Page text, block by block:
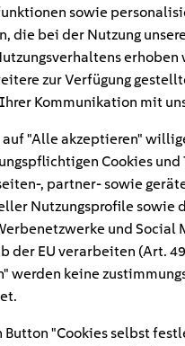
sowie
die bei der Nutzung
erhoben
zur Verfügung
Kommunikation mit
"Alle akzeptieren"
Cookies
, partner- sowie
Nutzungsprofile sowie
und
der EU verarbeiten (Art.
werden keine
Button "Cookies selbst